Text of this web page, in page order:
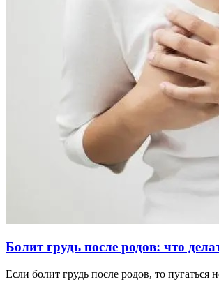
Болит грудь после родов: что
Если болит грудь после родов, то пугаться